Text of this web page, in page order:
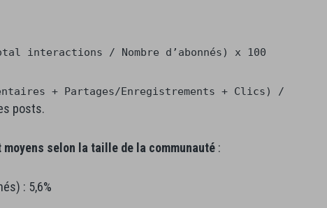
interactions / Nombre d’abonnés) x 100
+ Partages/Enregistrements + Clics) /
posts.
moyens selon la taille de la communauté :
: 5,6%